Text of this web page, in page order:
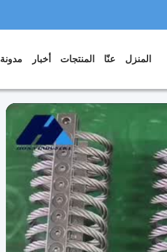
المنزل عنّا المنتجات أخبار مدونة